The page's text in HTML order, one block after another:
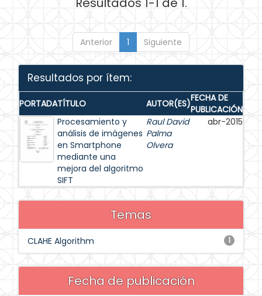
Anterior 1 Siguiente
Resultados por ítem:
PORTADATÍTULO AUTOR(ES)FECHA DE
PUBLICACIÓN
Procesamiento y
análisis de imágenes
en Smartphone
mediante una
mejora del algoritmo
SIFT
Raul David
Palma
Olvera
abr-2015
Temas
1
CLAHE Algorithm
Fecha de publicación